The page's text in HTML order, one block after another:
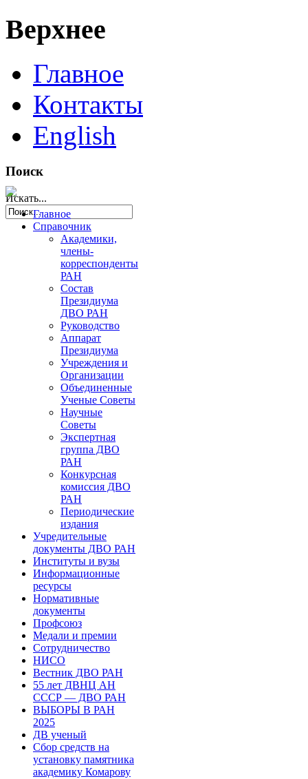
Верхнее
Главное
Контакты
English
Поиск
Искать...
Главное
Справочник
Академики,
члены-
корреспонденты
РАН
Состав
Президиума
ДВО РАН
Руководство
Аппарат
Президиума
Учреждения и
Организации
Объединенные
Ученые Советы
Научные
Советы
Экспертная
группа ДВО
РАН
Конкурсная
комиссия ДВО
РАН
Периодические
издания
Учредительные
документы ДВО РАН
Институты и вузы
Информационные
ресурсы
Нормативные
документы
Профсоюз
Медали и премии
Сотрудничество
НИСО
Вестник ДВО РАН
55 лет ДВНЦ АН
СССР — ДВО РАН
ВЫБОРЫ В РАН
2025
ДВ ученый
Сбор средств на
установку памятника
академику Комарову